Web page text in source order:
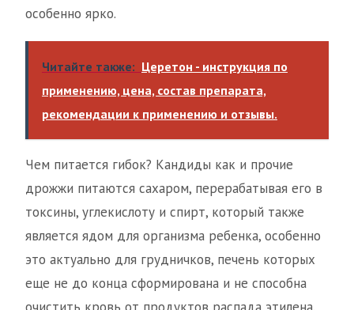
особенно ярко.
Читайте также: Церетон - инструкция по
применению, цена, состав препарата,
рекомендации к применению и отзывы.
Чем питается гибок? Кандиды как и прочие
дрожжи питаются сахаром, перерабатывая его в
токсины, углекислоту и спирт, который также
является ядом для организма ребенка, особенно
это актуально для грудничков, печень которых
еще не до конца сформирована и не способна